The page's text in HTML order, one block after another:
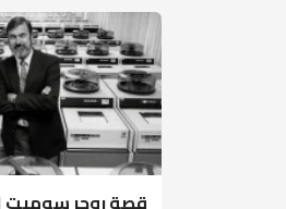
قصة روجر سوميت